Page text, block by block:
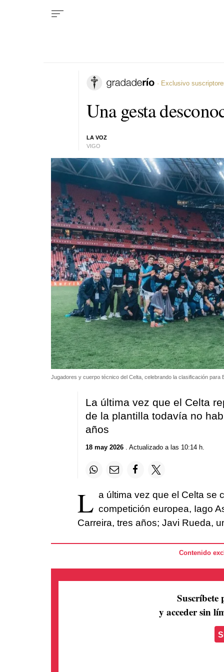
Una gesta
LA VOZ
VIGO
· Exclusivo
Jugadores y cuerpo técnico del Celta, celebrando la clasificación para
La última vez que el Celta
de la plantilla todavía no
años
18 may 2026. Actualizado a las 10:14 h.
L a última vez que el Celta se
competición europea, Iago
Carreira, tres años; Javi Rueda,
Contenido
Suscríbete
y acceder sin